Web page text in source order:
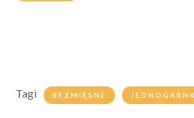
Tagi BEZMIĘSNE